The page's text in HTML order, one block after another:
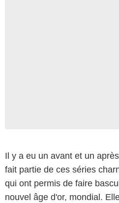
Il y a eu un avant et un après
fait partie de ces séries
qui ont permis de faire
nouvel âge d'or, mondial.